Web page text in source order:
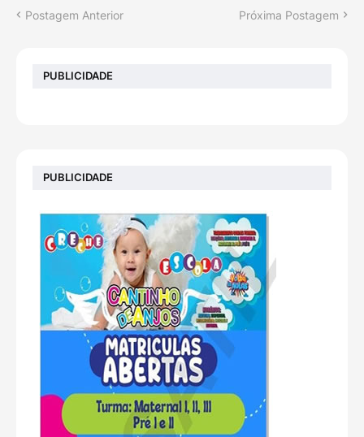
Postagem Anterior Próxima Postagem
PUBLICIDADE
PUBLICIDADE